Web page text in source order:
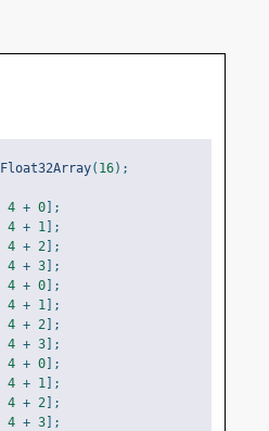
Float32Array( 16);
4 + 0 ];
4 + 1 ];
4 + 2 ];
4 + 3 ];
4 + 0 ];
4 + 1 ];
4 + 2 ];
4 + 3 ];
4 + 0 ];
4 + 1 ];
4 + 2 ];
4 + 3 ];